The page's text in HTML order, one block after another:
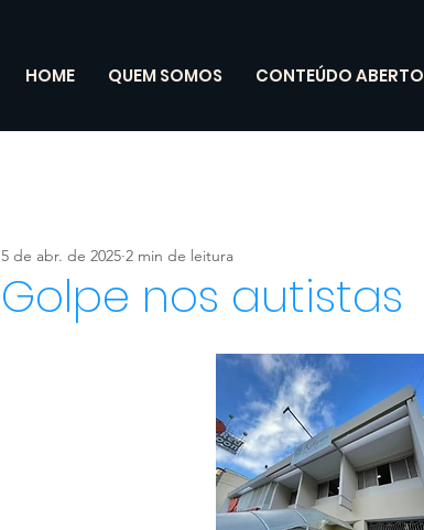
HOME QUEM SOMOS CONTEÚDO ABERTO
Golpe nos autistas
5 de abr. de 2025 2 min de leitura